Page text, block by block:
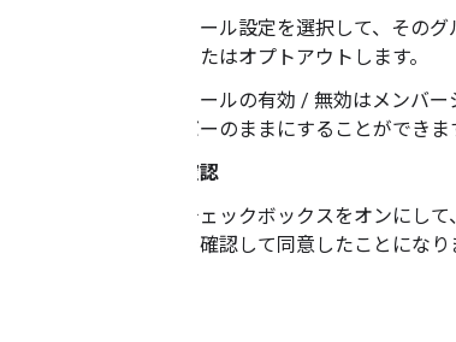
メール設定を選択して、その
またはオプトアウトします。
メールの有効 / 無効はメンバ
バーのままにすることができま
確認
チェックボックスをオンにし
を確認して同意したことになり